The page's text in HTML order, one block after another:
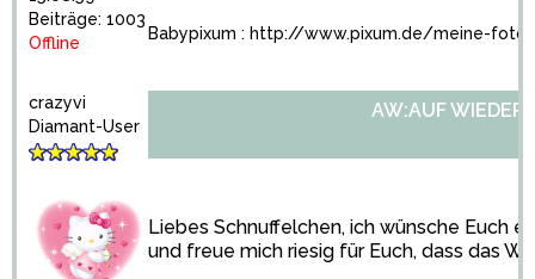
Beiträge: 1003
Offline
Babypixum : http://www.pixum.de/meine-
crazyvi
Diamant-User
AW:AUF
Liebes Schnuffelchen, ich wünsche Euch
und freue mich riesig für Euch, dass das